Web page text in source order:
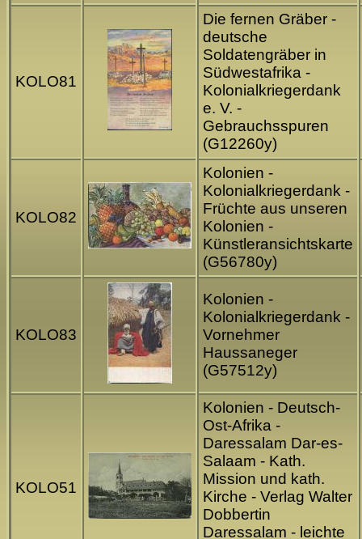
KOLO81
Die fernen Gräber -
deutsche
Soldatengräber in
Südwestafrika -
Kolonialkriegerdank
e. V. -
Gebrauchsspuren
(G12260y)
KOLO82
Kolonien -
Kolonialkriegerdank -
Früchte aus unseren
Kolonien -
Künstleransichtskarte
(G56780y)
KOLO83
Kolonien -
Kolonialkriegerdank -
Vornehmer
Haussaneger
(G57512y)
KOLO51
Kolonien - Deutsch-
Ost-Afrika -
Daressalam Dar-es-
Salaam - Kath.
Mission und kath.
Kirche - Verlag Walter
Dobbertin
Daressalam - leichte